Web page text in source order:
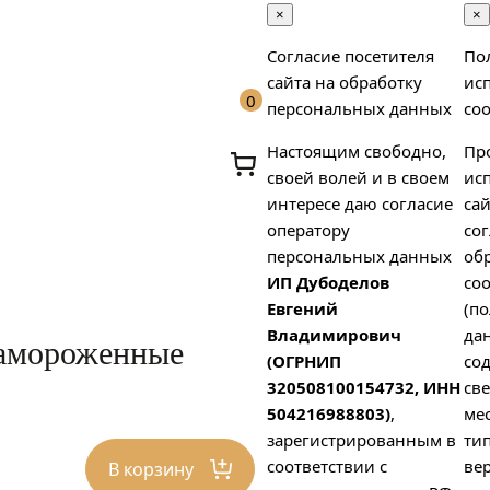
0
В корзину
×
Согласие посетителя
сайта на обработку
персональных данных
Настоящим свободно,
своей волей и в своем
интересе даю согласие
оператору
персональных данных
ИП Дубоделов
Евгений
Владимирович
(ОГРНИП
320508100154732, ИНН
504216988803),
зарегистрированным в
соответствии с
×